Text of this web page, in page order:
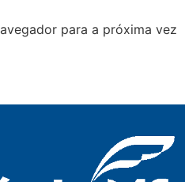
para a próxima vez